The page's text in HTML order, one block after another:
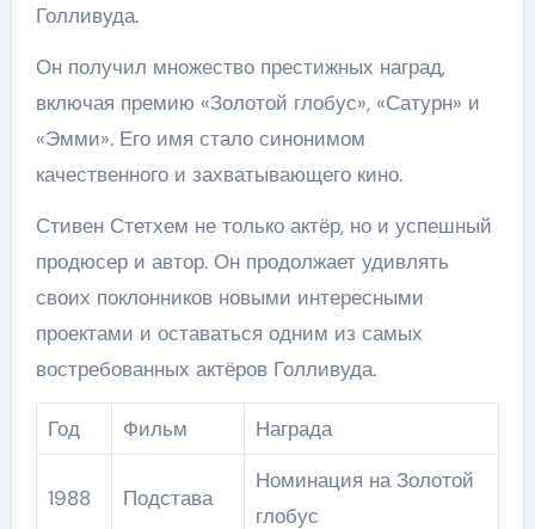
Голливуда.
Он получил множество престижных наград,
включая премию «Золотой глобус», «Сатурн» и
«Эмми». Его имя стало синонимом
качественного и захватывающего кино.
Стивен Стетхем не только актёр, но и успешный
продюсер и автор. Он продолжает удивлять
своих поклонников новыми интересными
проектами и оставаться одним из самых
востребованных актёров Голливуда.
Год Фильм Награда
1988 Подстава
Номинация на Золотой
глобус